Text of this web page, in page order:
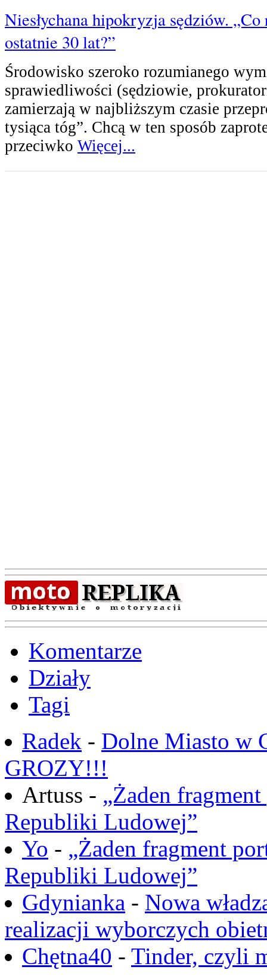
Niesłychana hipokryzja sędziów.
ostatnie 30 lat?”
Środowisko szeroko rozumianego
sprawiedliwości (sędziowie,
zamierzają w najbliższym czasie
tysiąca tóg”. Chcą w ten sposób
przeciwko Więcej...
Komentarze
Działy
Tagi
Radek - Dolne Miasto w
GROZY!!!
Artuss - „Żaden
Republiki Ludowej”
Yo - „Żaden fragment
Republiki Ludowej”
Gdynianka - Nowa
realizacji wyborczych
Chętna40 - Tinder, czyli